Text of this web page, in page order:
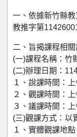
一、依據新竹縣
教推字第
二、旨揭課程相關
(一)課程名稱：竹
(二)辦理日期：
１、說課時間：
２、觀課時間：
３、議課時間：
(三)觀課方式：以
１、實體觀課地